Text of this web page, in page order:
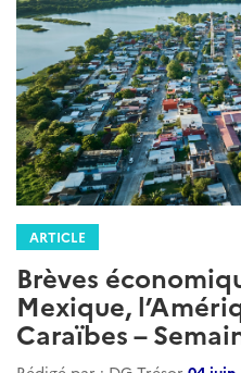
ARTICLE
Brèves
Mexique,
Caraïbes –